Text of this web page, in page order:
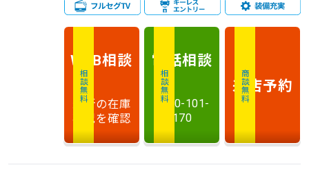
相談無料
WEB相談
最新の在庫
状況を確認
相談無料
電話相談
0120-101-
170
商談無料
来店予約